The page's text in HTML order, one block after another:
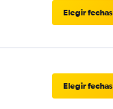
Elegir fechas
Elegir fechas